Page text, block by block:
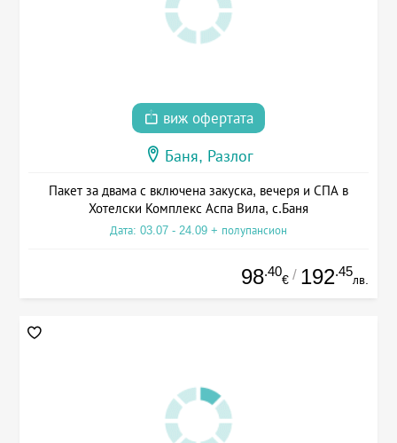
виж офертата
Баня, Разлог
Пакет за двама с включена закуска, вечеря и СПА в
Хотелски Комплекс Аспа Вила, с.Баня
Дата: 03.07 - 24.09 + полупансион
98.40
€ / 192.45
лв.